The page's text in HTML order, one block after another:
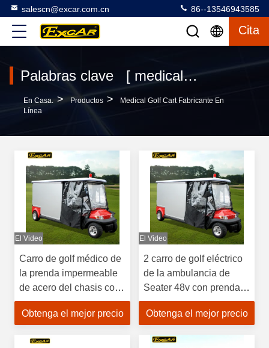
salescn@excar.com.cn 86--13546943585
Cita
Palabras clave [ medical golf cart ] Encuentro 16 productos
En Casa. > Productos >
Medical Golf Cart Fabricante En
Línea
El Video
Carro de golf médico de
la prenda impermeable
de acero del chasis con
la luz y el cuerno
Obtenga el mejor precio
El Video
2 carro de golf eléctrico
de la ambulancia de
Seater 48v con prenda
impermeable de la
cubierta de la lluvia
Obtenga el mejor precio